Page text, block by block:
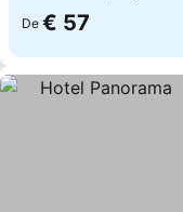
De € 57